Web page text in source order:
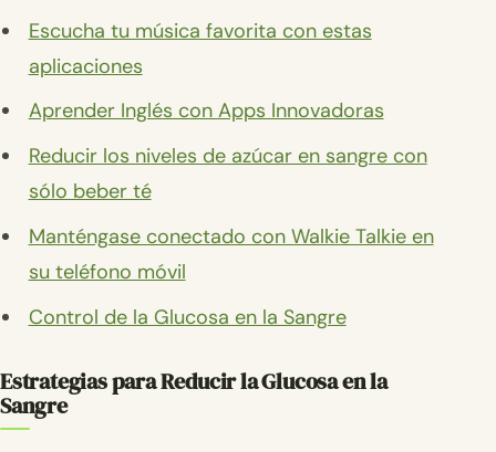
Escucha tu música favorita con estas
aplicaciones
Aprender Inglés con Apps Innovadoras
Reducir los niveles de azúcar en sangre con
sólo beber té
Manténgase conectado con Walkie Talkie en
su teléfono móvil
Control de la Glucosa en la Sangre
Estrategias para Reducir la Glucosa en la
Sangre